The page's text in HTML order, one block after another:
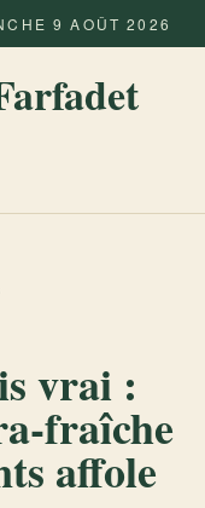
9 AOÛT 2026
vrai :
fraîche
affole